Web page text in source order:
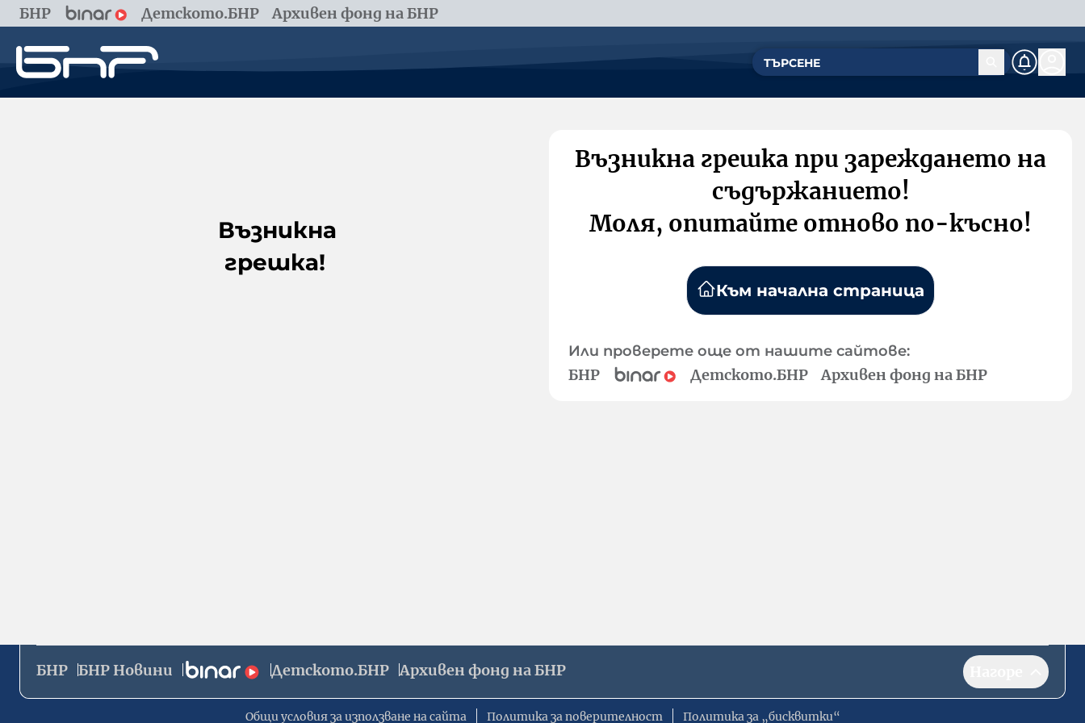
БНР Детското.БНР Архивен фонд на БНР
Възникна
грешка!
Възникна грешка при зареждането на
съдържанието!
Моля, опитайте отново по-късно!
Към начална страница
Или проверете още от нашите сайтове:
БНР Детското.БНР Архивен фонд на БНР
БНР БНР Новини Детското.БНР Архивен фонд на БНР
Общи условия за използване на сайта Политика за поверителност Политика за „бисквитки“